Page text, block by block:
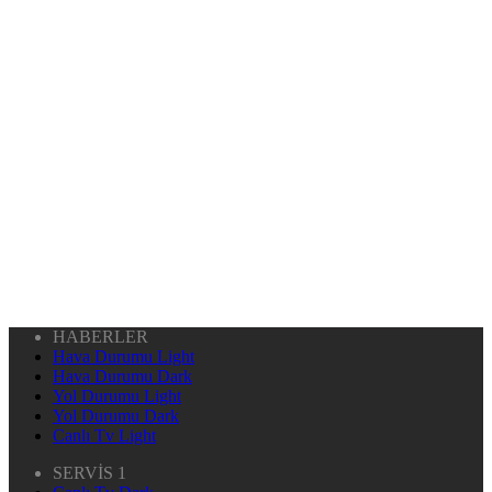
HABERLER
Hava Durumu Light
Hava Durumu Dark
Yol Durumu Light
Yol Durumu Dark
Canlı Tv Light
SERVİS 1